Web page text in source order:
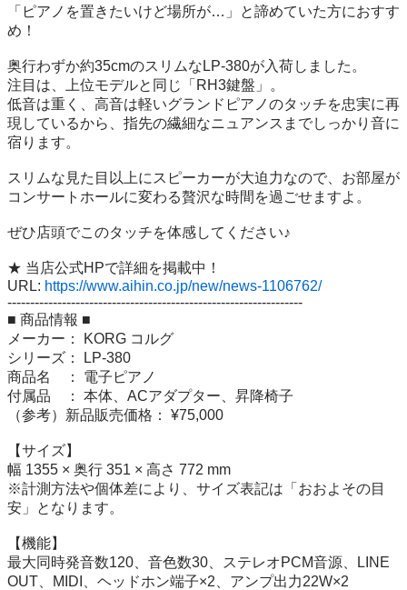
「ピアノを置きたいけど場所が…」と諦めていた方におすす
め！
奥行わずか約35cmのスリムなLP-380が入荷しました。
注目は、上位モデルと同じ「RH3鍵盤」。
低音は重く、高音は軽いグランドピアノのタッチを忠実に再
現しているから、指先の繊細なニュアンスまでしっかり音に
宿ります。
スリムな見た目以上にスピーカーが大迫力なので、お部屋が
コンサートホールに変わる贅沢な時間を過ごせますよ。
ぜひ店頭でこのタッチを体感してください♪
★ 当店公式HPで詳細を掲載中！
URL: https://www.aihin.co.jp/new/news-1106762/
-----------------------------------------------------------------
■ 商品情報 ■
メーカー： KORG コルグ
シリーズ： LP-380
商品名　： 電子ピアノ
付属品　： 本体、ACアダプター、昇降椅子
（参考）新品販売価格： ¥75,000
【サイズ】
幅 1355 × 奥行 351 × 高さ 772 mm
※計測方法や個体差により、サイズ表記は「おおよその目
安」となります。
【機能】
最大同時発音数120、音色数30、ステレオPCM音源、LINE
OUT、MIDI、ヘッドホン端子×2、アンプ出力22W×2